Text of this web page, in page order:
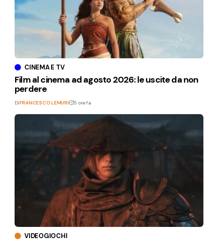
CINEMA E TV
Film al cinema ad agosto 2026: le uscite da non
perdere
DiFRANCESCO LEMURI 5 ore fa
VIDEOGIOCHI